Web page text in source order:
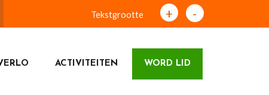
Tekstgrootte + -
ACTIVITEITEN WORD LID